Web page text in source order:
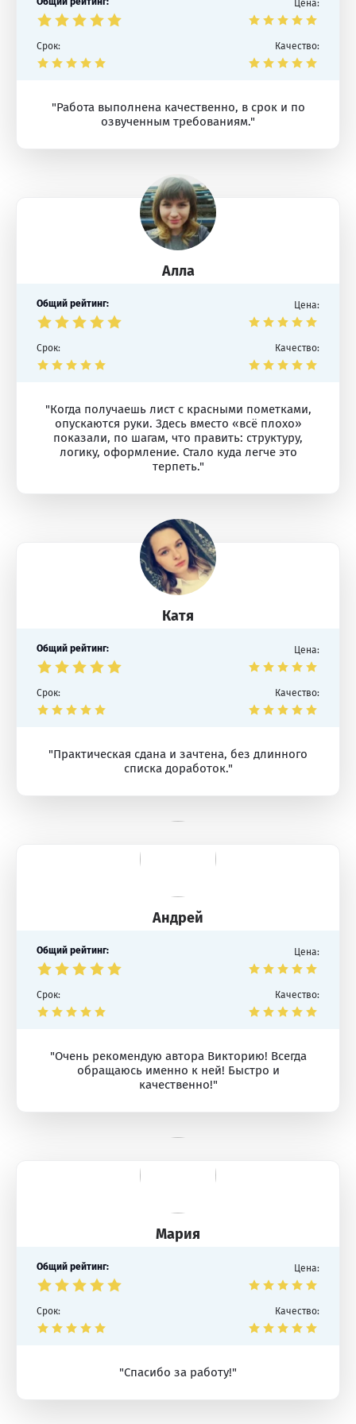
Цена:
Срок: Качество:
"Работа выполнена качественно, в срок и по
озвученным требованиям."
Алла
Общий рейтинг: Цена:
Срок: Качество:
"Когда получаешь лист с красными пометками,
опускаются руки. Здесь вместо «всё плохо»
показали, по шагам, что править: структуру,
логику, оформление. Стало куда легче это
терпеть."
Катя
Общий рейтинг: Цена:
Срок: Качество:
"Практическая сдана и зачтена, без длинного
списка доработок."
Андрей
Общий рейтинг: Цена:
Срок: Качество:
"Очень рекомендую автора Викторию! Всегда
обращаюсь именно к ней! Быстро и
качественно!"
Мария
Общий рейтинг: Цена:
Срок: Качество:
"Спасибо за работу!"